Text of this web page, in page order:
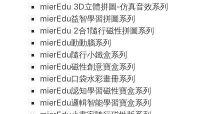
mierEdu 3D立體拼圖-仿真音效系列
mierEdu益智學習拼圖系列
mierEdu 2合1隨行磁性拼圖系列
mierEdu動動腦系列
mierEdu隨行小鐵盒系列
mierEdu磁性創意寶盒系列
mierEdu口袋水彩畫冊系列
mierEdu認知學習磁性寶盒系列
mierEdu邏輯智能學習寶盒系列